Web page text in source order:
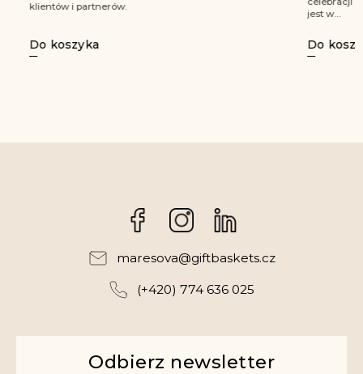
Do koszyka
klientów i partnerów.
Do
jest w...
FacebookInstagram
maresova@giftbaskets.cz
(+420) 774 636 025
Odbierz newsletter